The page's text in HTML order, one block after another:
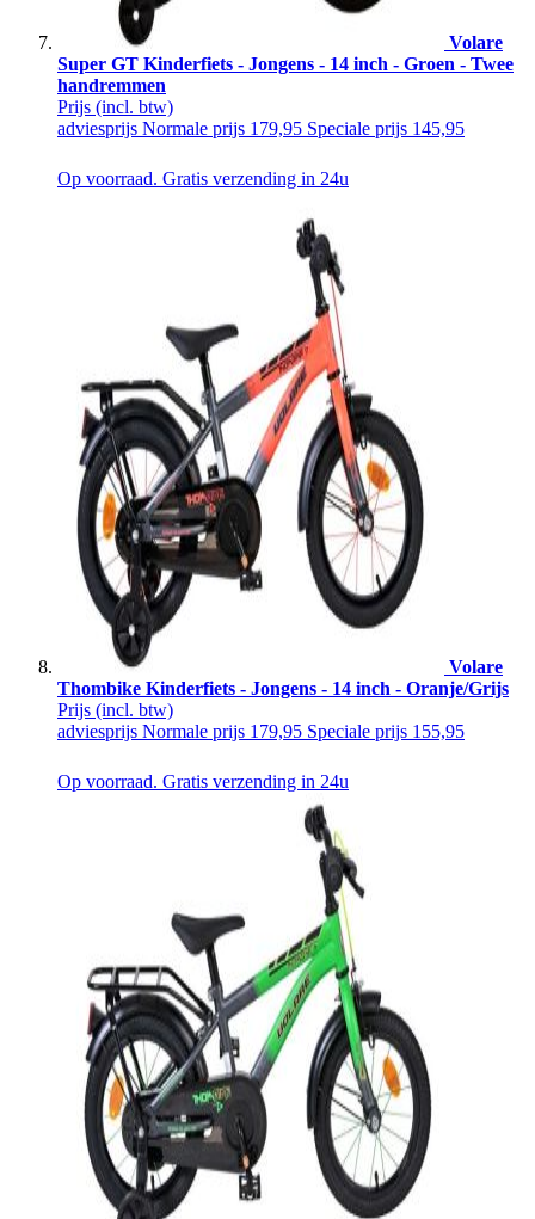
Volare
Super GT Kinderfiets - Jongens - 14 inch - Groen - Twee
handremmen
Prijs (incl. btw)
adviesprijs Normale prijs 179,95 Speciale prijs 145,95
Op voorraad. Gratis verzending in 24u
Volare
Thombike Kinderfiets - Jongens - 14 inch - Oranje/Grijs
Prijs (incl. btw)
adviesprijs Normale prijs 179,95 Speciale prijs 155,95
Op voorraad. Gratis verzending in 24u